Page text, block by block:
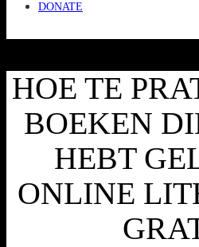
DONATE
HOE TE
BOEKEN
HEBT
ONLINE